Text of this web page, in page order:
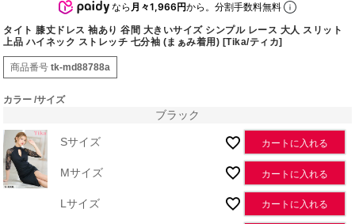
なら 月々1,966円から。分割手数料無料
タイト 膝丈ドレス 袖あり 谷間 大きいサイズ シンプル レース 大人 スリット
上品 ハイネック ストレッチ 七分袖 (まぁみ着用) [Tika/ティカ]
商品番号 tk-md88788a
カラー サイズ
ブラック
Sサイズ カートに入れる
Mサイズ カートに入れる
Lサイズ カートに入れる